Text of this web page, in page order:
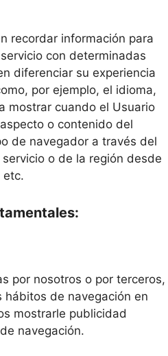
recordar información para
con determinadas
diferenciar su experiencia
por ejemplo, el idioma,
mostrar cuando el Usuario
o contenido del
de navegador a través del
o de la región desde
etc.
por nosotros o por terceros,
hábitos de navegación en
mostrarle publicidad
navegación.